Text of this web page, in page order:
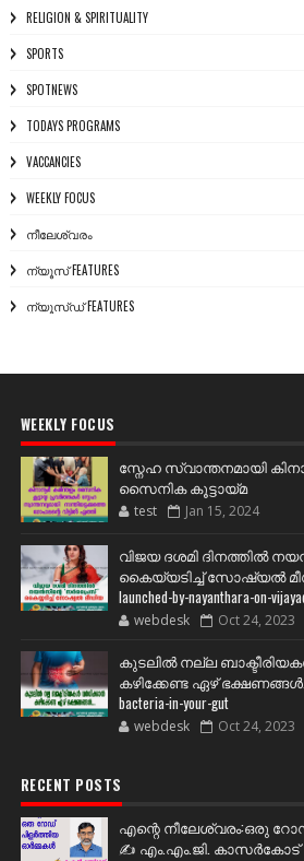
RELIGION & SPIRITUALITY
SPORTS
SPOTNEWS
TODAYS PROGRAMS
VACCANCIES
WEEKLY FOCUS
നീലേശ്വരം
ന്യൂസ് FEATURES
ന്യൂസ്ഡ് FEATURES
WEEKLY FOCUS
സ്നേഹ സ്വാന്തനമായി
സൈനിക കൂട്ടായ്മ
test Jan 15, 2024
വിജയ ദശമി ദിനത്തില്‍
കൈയ്യടിച്ച് സോഷ്യല്‍
launched-by-nayanthara-on-
webdesk Oct 24, 2023
കുടലിൽ നല്ല
കഴിക്കേണ്ട ഏഴ് ഭക്ഷണങ്ങള്‍...
bacteria-in-your-gut
webdesk Oct 24, 2023
RECENT POSTS
എന്റെ നീലേശ്വരം:ഒരു
✍️ എം.എം.ജി. കാസർകോട്